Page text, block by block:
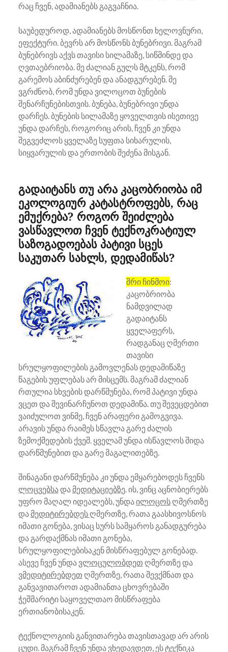
რაც ჩვენ, ადამიანებს გაგვაჩნია.
საუბედუროდ, ადამიანებს მოსწონთ ხელოვნური,
ეფექტური. ბევრს არ მოსწონს ბუნებრივი. მაგრამ
ბუნებრივს აქვს თავისი სილამაზე, სიწმინდე და
ღვთაებრიობა. მე ძალიან გულს მტკენს, რომ
გარემოს აბინძურებენ და ანადგურებენ. მე
ვგრძნობ, რომ უნდა ვილოცოთ ბუნების
შენარჩუნებისთვის. ბუნება, ბუნებრივი უნდა
დარჩეს. ბუნების სილამაზე ყოველთვის ისეთივე
უნდა დარჩეს, როგორიც არის, ჩვენ კი უნდა
შეგვეძლოს ყველაზე სუფთა სიხარულის,
სიყვარულის და ერთობის შეძენა მისგან.
გადაიტანს თუ არა კაცობრიობა იმ
ეკოლოგიურ კატასტროფებს, რაც
ემუქრება? როგორ შეიძლება
ვასწავლოთ ჩვენ ტექნოკრატიულ
საზოგადოებას პატივი სცეს
საკუთარ სახლს, დედამიწას?
შრი ჩინმოი:
კაცობრიობა
ნამდვილად
გადაიტანს
ყველაფერს,
რადგანაც ღმერთი
თავისი
სრულყოფილების გამოვლენას დედამიწაზე
წაგების უფლებას არ მისცემს. მაგრამ ძალიან
რთულია სხვების დარწმუნება, რომ პატივი უნდა
ვცეთ და შევინარჩუნოთ დედამიწა. თუ შევეცდებით
ვაიძულოთ ვინმე, ჩვენ არაფერი გამოგვივა.
არავის უნდა რაიმეს სწავლა გარე ძალის
ზემოქმედების ქვეშ. ყველამ უნდა ისწავლოს შიდა
დარწმუნებით და გარე მაგალითებზე.
შინაგანი დარწმუნება კი უნდა ემყარებოდეს ჩვენს
ლოცვებსადამედიტაციებზე. ის, ვინც აცნობიერებს
უფრო მაღალ იდეალებს, უნდაილოცოსღმერთზე
დამედიტირებდესღმერთზე, რათა გაასხივოსნოს
იმათი გონება, ვისაც სურს სამყაროს განადგურება
და გარდაქმნას იმათი გონება,
სრულყოფილებისაკენ მისწრაფებულ გონებად.
ასევე ჩვენ უნდა ვლოცულობდეთ ღმერთზე და
ვმედიტირებდეთ ღმერთზე, რათა შევქმნათ და
განვავითაროთ ადამიანთა ცხოვრებაში
ჭეშმარიტი საყოველთაო მისწრაფება
ერთიანობისაკენ.
ტექნოლოგიის განვითარება თავისთავად არ არის
ცუდი. მაგრამ ჩვენ უნდა ვხედავდეთ, ეს ტექნიკა